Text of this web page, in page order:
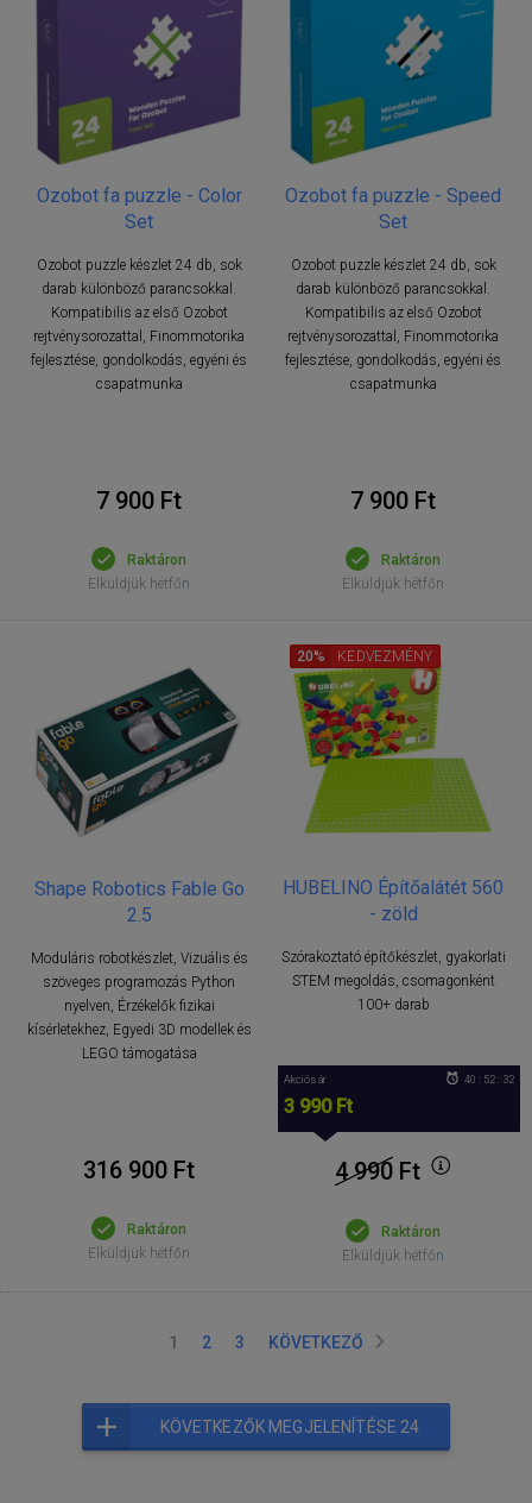
Ozobot fa puzzle - Color
Set
Ozobot puzzle készlet 24 db, sok
darab különböző parancsokkal.
Kompatibilis az első Ozobot
rejtvénysorozattal, Finommotorika
fejlesztése, gondolkodás, egyéni és
csapatmunka
7 900 Ft
Raktáron
Elküldjük hétfőn
Ozobot fa puzzle - Speed
Set
Ozobot puzzle készlet 24 db, sok
darab különböző parancsokkal.
Kompatibilis az első Ozobot
rejtvénysorozattal, Finommotorika
fejlesztése, gondolkodás, egyéni és
csapatmunka
7 900 Ft
Raktáron
Elküldjük hétfőn
Shape Robotics Fable Go
2.5
Moduláris robotkészlet, Vizuális és
szöveges programozás Python
nyelven, Érzékelők fizikai
kísérletekhez, Egyedi 3D modellek és
LEGO támogatása
316 900 Ft
Raktáron
Elküldjük hétfőn
HUBELINO Építőalátét 560
- zöld
Szórakoztató építőkészlet, gyakorlati
STEM megoldás, csomagonként
100+ darab
20% KEDVEZMÉNY
Akciós ár
3 990 Ft
40 : 52 : 31
4 990 Ft
Raktáron
Elküldjük hétfőn
1 2 3 KÖVETKEZŐ
KÖVETKEZŐK MEGJELENÍTÉSE 24